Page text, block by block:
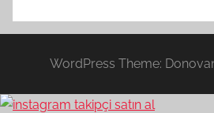
WordPress Theme: